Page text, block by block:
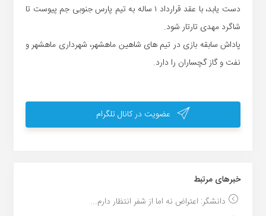
دست یابد، با عقد قرارداد ١ ساله به تیم پارس جنوبی جم پیوست تا
شاگرد مهدی تارتار شود.
پاداش سابقه بازی در تیم های شاهین ماهشهر، شهرداری ماهشهر و
نفت و گاز گچساران را دارد.
عضویت در کانال تلگرام
خبر‌های مرتبط
دانشگر: اعتراض نه اما از شفر انتظار دارم...